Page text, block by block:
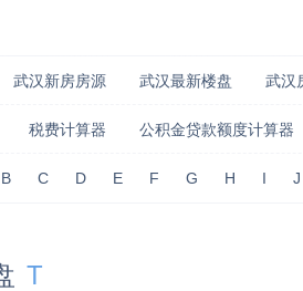
武汉新房房源 武汉最新楼盘 武汉
税费计算器 公积金贷款额度计算器
B C D E F G H I J
T